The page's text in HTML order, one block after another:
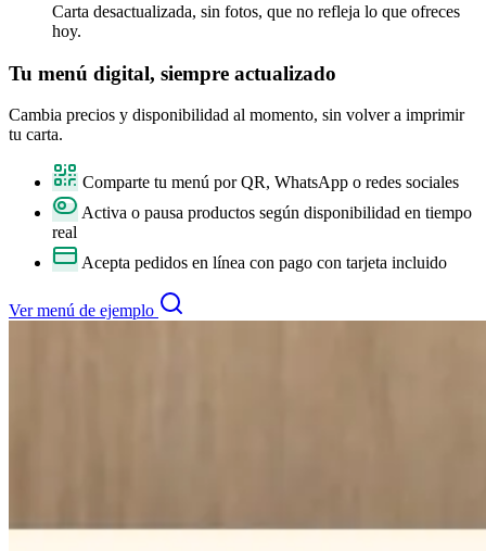
Carta desactualizada, sin fotos, que no refleja lo que ofreces
hoy.
Tu menú digital, siempre actualizado
Cambia precios y disponibilidad al momento, sin volver a imprimir
tu carta.
Comparte tu menú por QR, WhatsApp o redes sociales
Activa o pausa productos según disponibilidad en tiempo
real
Acepta pedidos en línea con pago con tarjeta incluido
Ver menú de ejemplo